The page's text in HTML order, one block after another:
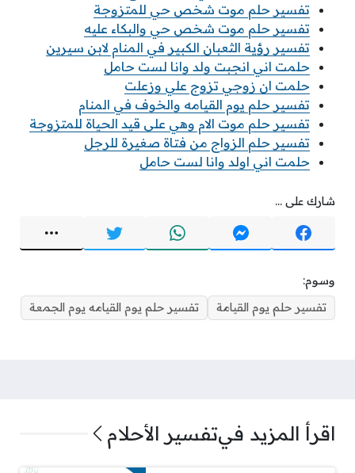
تفسير حلم موت شخص حي للمتزوجة
تفسير حلم موت شخص حي والبكاء عليه
تفسير رؤية الثعبان الكبير في المنام لابن سيرين
حلمت اني انجبت ولد وانا لست حامل
حلمت ان زوجي تزوج علي وزعلت
تفسير حلم يوم القيامه والخوف في المنام
تفسير حلم موت الام وهي على قيد الحياة للمتزوجة
تفسير حلم الزواج من فتاة صغيرة للرجل
حلمت اني اولد وانا لست حامل
شارك على ...
وسوم:
تفسير حلم يوم القيامة
تفسير حلم يوم القيامه يوم الجمعة
اقرأ المزيد فيتفسير الأحلام